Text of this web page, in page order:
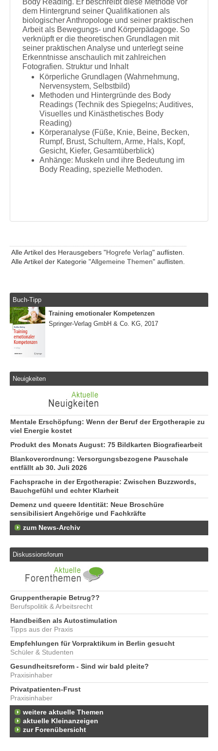
Body Reading. Er beschreibt diese Methode vor
dem Hintergrund seiner Qualifikationen als
biologischer Anthropologe und seiner praktischen
Arbeit als Bewegungs- und Körperpädagoge. So
verknüpft er die theoretischen Grundlagen mit
seiner praktischen Analyse und unterlegt seine
Erkenntnisse anschaulich mit zahlreichen
Fotografien. Struktur und Inhalt
Körperliche Grundlagen (Wahrnehmung,
Nervensystem, Selbstbild)
Methoden und Hintergründe des Body
Readings (Technik des Spiegelns; Auditives,
Visuelles und Kinästhetisches Body
Reading)
Körperanalyse (Füße, Knie, Beine, Becken,
Rumpf, Brust, Schultern, Arme, Hals, Kopf,
Gesicht, Kiefer, Gesamtüberblick)
Anhänge: Muskeln und ihre Bedeutung im
Body Reading, spezielle Methoden.
Alle Artikel des Herausgebers "Hogrefe Verlag" auflisten.
Alle Artikel der Kategorie "Allgemeine Themen" auflisten.
Buch-Tipp
Training emotionaler Kompetenzen
Springer-Verlag GmbH & Co. KG, 2017
Neuigkeiten
Mentale Erschöpfung: Wenn der Beruf der Ergotherapie zu
viel Energie kostet
Produkt des Monats August: 75 Bildkarten Biografiearbeit
Blankoverordnung: Versorgungsbezogene Pauschale
entfällt ab 30. Juli 2026
Fachsprache in der Ergotherapie: Zwischen Buzzwords,
Bauchgefühl und echter Klarheit
Demenz und queere Identität: Neue Broschüre
sensibilisiert Angehörige und Fachkräfte
zum News-Archiv
Diskussionsforum
Gruppentherapie Betrug??
Berufspolitik & Arbeitsrecht
Handbeißen als Autostimulation
Tipps aus der Praxis
Empfehlungen für Vorpraktikum in Berlin gesucht
Schüler & Studenten
Gesundheitsreform - Sind wir bald pleite?
Praxisinhaber
Privatpatienten-Frust
Praxisinhaber
weitere aktuelle Themen
aktuelle Kleinanzeigen
zur Forenübersicht